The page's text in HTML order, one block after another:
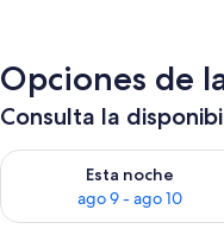
Opciones de
Consulta la
Esta noche
ago 9 - ago 10
Consulta la disponibilidad